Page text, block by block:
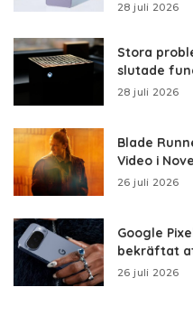
28 juli 2026
Stora
slutade
28 juli 2026
Blade
Video i
26 juli 2026
Google
bekräftat
26 juli 2026